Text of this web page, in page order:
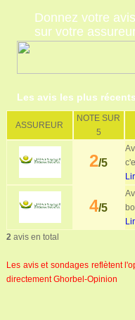
Donnez votre
sur votre
Les avis les plus
ASSUREUR
NOTE SUR
5
2/5
4/5
2 avis en total
Les avis et sondages reflètent
directement Ghorbel-Opinion